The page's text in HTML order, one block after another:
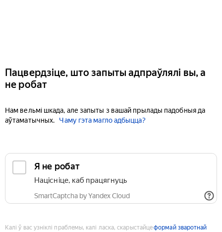
Пацвердзіце, што запыты адпраўлялі вы, а
не робат
Нам вельмі шкада, але запыты з вашай прылады падобныя да
аўтаматычных.
Чаму гэта магло адбыцца?
Я не робат
Націсніце, каб працягнуць
SmartCaptcha by Yandex Cloud
Калі ў вас узніклі праблемы, калі ласка, скарыстайцеформай зваротнай